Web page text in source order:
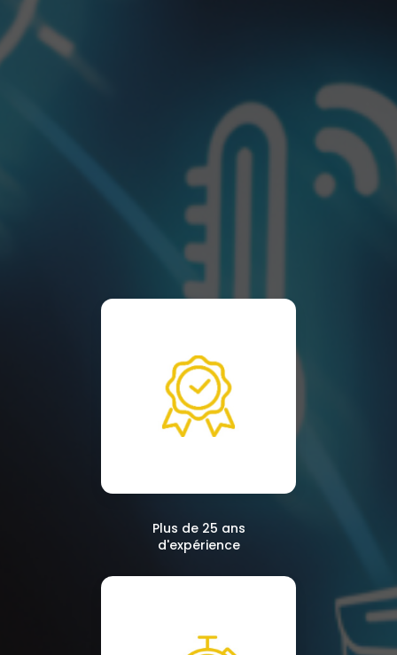
Plus de 25 ans
d'expérience